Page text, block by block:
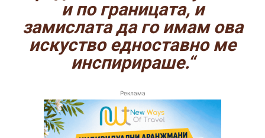
и по границата, и
замислата да го имам ова
искуство едноставно ме
инспирираше.“
Реклама